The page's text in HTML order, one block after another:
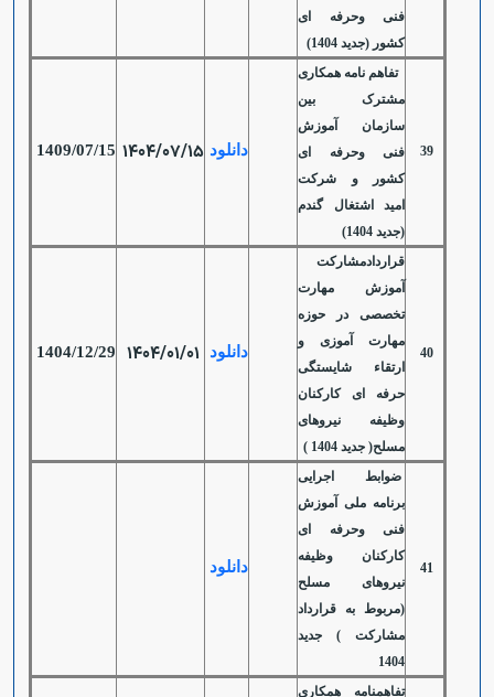
فنی وحرفه ای
کشور (جدید 1404)
39
تفاهم نامه همکاری
مشترک بین
سازمان آموزش
فنی وحرفه ای
کشور و شرکت
امید اشتغال گندم
(جدید 1404)
دانلود 1404/07/15
1409/07/15
40
قراردادمشارکت
آموزش مهارت
تخصصی در حوزه
مهارت آموزی و
ارتقاء شایستگی
حرفه ای کارکنان
وظیفه نیروهای
مسلح( جدید 1404 )
دانلود 1404/01/01
1404/12/29
41
ضوابط اجرایی
برنامه ملی آموزش
فنی وحرفه ای
کارکنان وظیفه
نیروهای مسلح
(مربوط به قرارداد
مشارکت ) جدید
1404
دانلود
تفاهمنامه همکاری